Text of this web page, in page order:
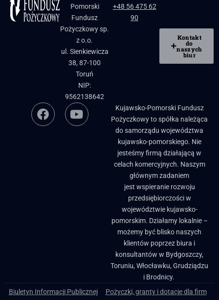
Pomorski
Fundusz
Pożyczkowy sp.
z o.o.
ul. Sienkiewicza
38, 87-100
Toruń
NIP:
9562138642
+48 56 475 62
90
Kontakt
do
naszych
biur
Kujawsko-Pomorski Fundusz
Pożyczkowy to spółka należąca
do samorządu województwa
kujawsko-pomorskiego. Nie
jesteśmy firmą działającą w
celach komercyjnych. Naszym
głównym zadaniem
jest wspieranie rozwoju
przedsiębiorczości w
województwie kujawsko-
pomorskim. Działamy lokalnie –
możemy być blisko naszych
klientów poprzez biura i
konsultantów w Bydgoszczy,
Toruniu, Włocławku, Grudziądzu
i Brodnicy. ​
Biuletyn Informacji Publicznej
Pożyczki, granty i dotacje dla firm